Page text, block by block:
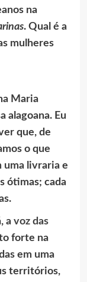
na
. Qual é a
mulheres
Maria
alagoana. Eu
que, de
o que
uma livraria e
ótimas; cada
a voz das
forte na
em uma
territórios,